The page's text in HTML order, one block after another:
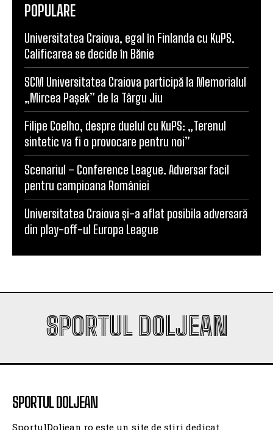
POPULARE
Universitatea Craiova, egal în Finlanda cu KuPS.
Calificarea se decide în Bănie
SCM Universitatea Craiova participă la Memorialul
„Mircea Pașek” de la Târgu Jiu
Filipe Coelho, despre duelul cu KuPS: „Terenul
sintetic va fi o provocare pentru noi”
Scenariul – Conference League. Adversar facil
pentru campioana României
Universitatea Craiova și-a aflat posibila adversară
din play-off-ul Europa League
SPORTUL DOLJEAN
SPORTUL DOLJEAN
SportulDoljean.ro este un site de știri dedicat